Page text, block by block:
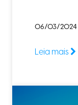
06/03/2024
Leia mais